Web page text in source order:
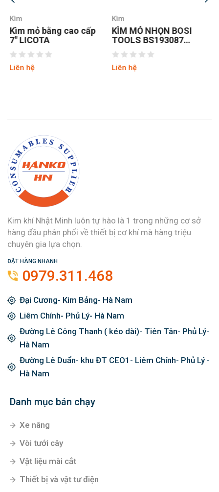
Kìm
KÌM MỎ NHỌN BOSI
TOOLS BS193087
8INCH/200MM
Liên hệ
Kìm
Kìm mỏ nhọn Fujiya
350-200
Liên hệ
Kim khí Nhật Minh luôn tự hào là 1 trong những cơ sở
hàng đầu phân phối về thiết bị cơ khí mà hàng triệu
chuyên gia lựa chọn.
ĐẶT HÀNG NHANH
0979.311.468
Đại Cương- Kim Bảng- Hà Nam
Liêm Chính- Phủ Lý- Hà Nam
Đường Lê Công Thanh ( kéo dài)- Tiên Tân- Phủ Lý-
Hà Nam
Đường Lê Duẩn- khu ĐT CEO1- Liêm Chính- Phủ Lý -
Hà Nam
Danh mục bán chạy
Xe nâng
Vòi tưới cây
Vật liệu mài cắt
Thiết bị và vật tư điện